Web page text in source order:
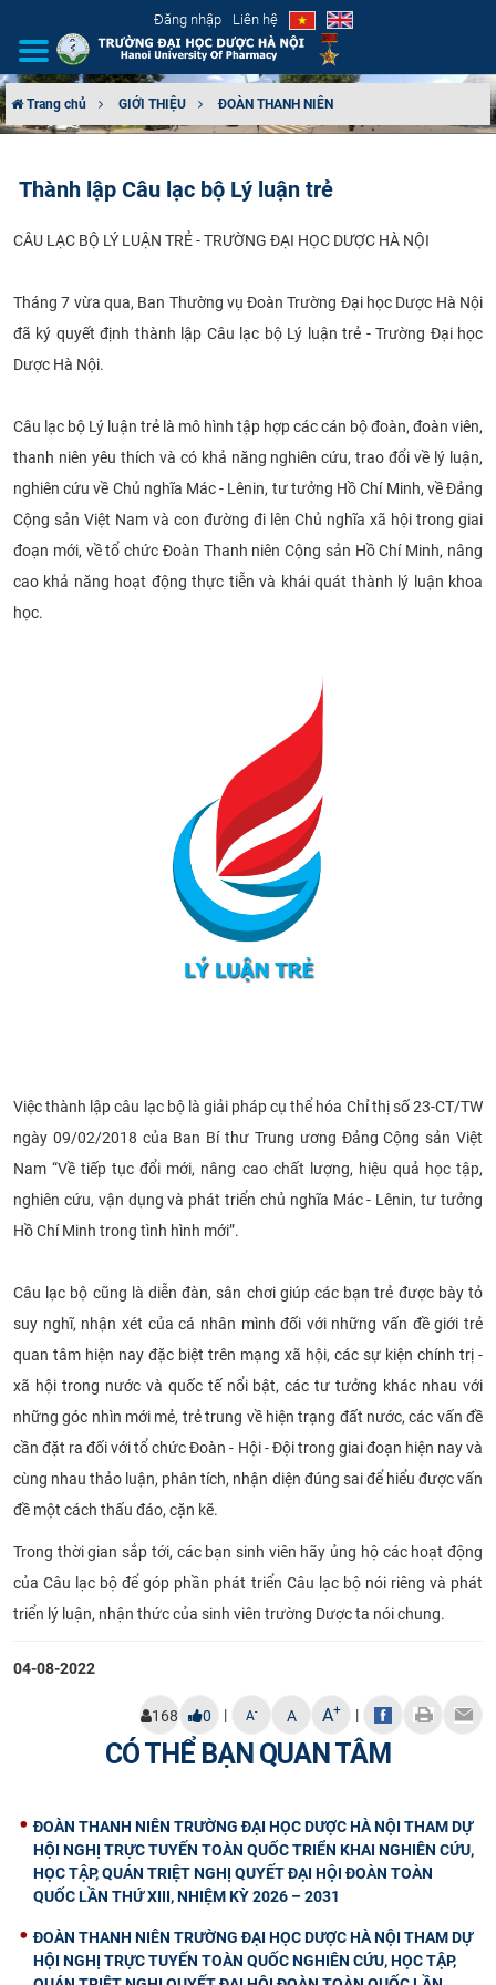
Đăng nhập Liên hệ
CƠ CẤU TỔ CHỨC
TUYỂN SINH
ĐÀO TẠO
ĐẢM BẢO CHẤT LƯỢNG
KHOA HỌC CÔNG NGHỆ
HTQT
CỰU NGƯỜI HỌC
Trang chủ GIỚI THIỆU ĐOÀN THANH NIÊN
Thành lập Câu lạc bộ Lý luận trẻ
CÂU LẠC BỘ LÝ LUẬN TRẺ - TRƯỜNG ĐẠI HỌC DƯỢC HÀ NỘI
Tháng 7 vừa qua, Ban Thường vụ Đoàn Trường Đại học Dược Hà Nội
đã ký quyết định thành lập Câu lạc bộ Lý luận trẻ - Trường Đại học
Dược Hà Nội.
Câu lạc bộ Lý luận trẻ là mô hình tập hợp các cán bộ đoàn, đoàn viên,
thanh niên yêu thích và có khả năng nghiên cứu, trao đổi về lý luận,
nghiên cứu về Chủ nghĩa Mác - Lênin, tư tưởng Hồ Chí Minh, về Đảng
Cộng sản Việt Nam và con đường đi lên Chủ nghĩa xã hội trong giai
đoạn mới, về tổ chức Đoàn Thanh niên Cộng sản Hồ Chí Minh, nâng
cao khả năng hoạt động thực tiễn và khái quát thành lý luận khoa
học.
Việc thành lập câu lạc bộ là giải pháp cụ thể hóa Chỉ thị số 23-CT/TW
ngày 09/02/2018 của Ban Bí thư Trung ương Đảng Cộng sản Việt
Nam “Về tiếp tục đổi mới, nâng cao chất lượng, hiệu quả học tập,
nghiên cứu, vận dụng và phát triển chủ nghĩa Mác - Lênin, tư tưởng
Hồ Chí Minh trong tình hình mới”.
Câu lạc bộ cũng là diễn đàn, sân chơi giúp các bạn trẻ được bày tỏ
suy nghĩ, nhận xét của cá nhân mình đối với những vấn đề giới trẻ
quan tâm hiện nay đặc biệt trên mạng xã hội, các sự kiện chính trị -
xã hội trong nước và quốc tế nổi bật, các tư tưởng khác nhau với
những góc nhìn mới mẻ, trẻ trung về hiện trạng đất nước, các vấn đề
cần đặt ra đối với tổ chức Đoàn - Hội - Đội trong giai đoạn hiện nay và
cùng nhau thảo luận, phân tích, nhận diện đúng sai để hiểu được vấn
đề một cách thấu đáo, cặn kẽ.
Trong thời gian sắp tới, các bạn sinh viên hãy ủng hộ các hoạt động
của Câu lạc bộ để góp phần phát triển Câu lạc bộ nói riêng và phát
triển lý luận, nhận thức của sinh viên trường Dược ta nói chung.
04-08-2022
168 0 | A- A A+ |
CÓ THỂ BẠN QUAN TÂM
ĐOÀN THANH NIÊN TRƯỜNG ĐẠI HỌC DƯỢC HÀ NỘI THAM DỰ
HỘI NGHỊ TRỰC TUYẾN TOÀN QUỐC TRIỂN KHAI NGHIÊN CỨU,
HỌC TẬP, QUÁN TRIỆT NGHỊ QUYẾT ĐẠI HỘI ĐOÀN TOÀN
QUỐC LẦN THỨ XIII, NHIỆM KỲ 2026 – 2031
ĐOÀN THANH NIÊN TRƯỜNG ĐẠI HỌC DƯỢC HÀ NỘI THAM DỰ
HỘI NGHỊ TRỰC TUYẾN TOÀN QUỐC NGHIÊN CỨU, HỌC TẬP,